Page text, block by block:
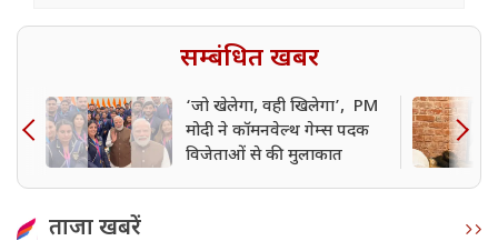
सम्बंधित खबर
‘जो खेलेगा, वही खिलेगा’, PM
मोदी ने कॉमनवेल्थ गेम्स पदक
विजेताओं से की मुलाकात
ताजा खबरें